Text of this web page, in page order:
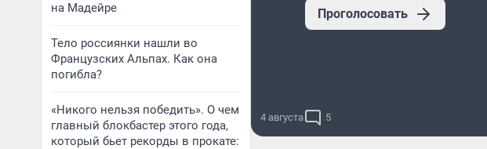
на Мадейре
Тело россиянки нашли во
Французских Альпах. Как она
погибла?
«Никого нельзя победить». О чем
главный блокбастер этого года,
который бьет рекорды в прокате:
Проголосовать
4 августа 5